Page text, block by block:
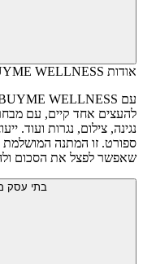
אודות BUYME WELLNESS – מתנה לגוף ולנפש
להעצים אחד קיים, עם
נגינה, צילום, נגרות ועוד.
ספורט. זו המתנה המושלמת
שאפשר לפצל את הסכום
בתי עסק